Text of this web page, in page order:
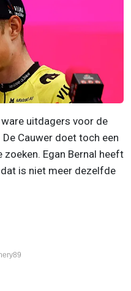
uitdagers voor de
De Cauwer doet toch een
zoeken. Egan Bernal heeft
is niet meer dezelfde